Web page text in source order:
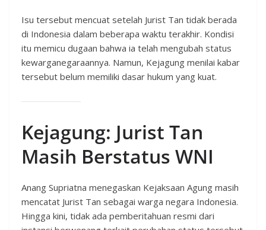
Isu tersebut mencuat setelah Jurist Tan tidak berada
di Indonesia dalam beberapa waktu terakhir. Kondisi
itu memicu dugaan bahwa ia telah mengubah status
kewarganegaraannya. Namun, Kejagung menilai kabar
tersebut belum memiliki dasar hukum yang kuat.
Kejagung: Jurist Tan
Masih Berstatus WNI
Anang Supriatna menegaskan Kejaksaan Agung masih
mencatat Jurist Tan sebagai warga negara Indonesia.
Hingga kini, tidak ada pemberitahuan resmi dari